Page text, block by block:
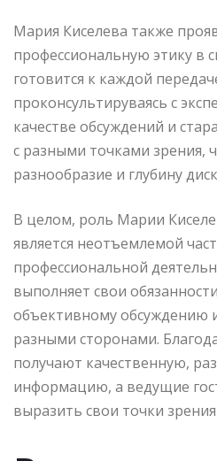
Мария Киселева также
профессиональную этику в
готовится к каждой
проконсультируваясь с
качестве обсуждений и
с разными точками зрения,
разнообразие и глубину
В целом, роль Марии
является неотъемлемой
профессиональной
выполняет свои
объективному
разными сторонами.
получают качественную,
информацию, а ведущие
выразить свои точки